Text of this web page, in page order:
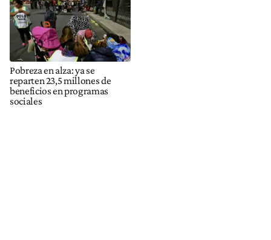
Pobreza en alza: ya se
reparten 23,5 millones de
beneficios en programas
sociales